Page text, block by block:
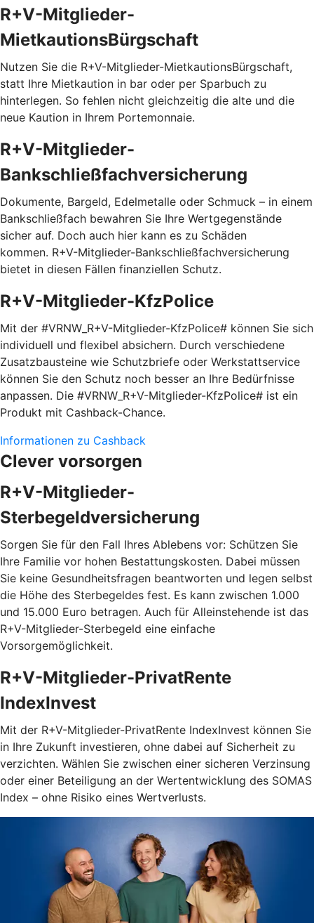
R+V-Mitglieder-
MietkautionsBürgschaft
Nutzen Sie die R+V-Mitglieder-MietkautionsBürgschaft,
statt Ihre Mietkaution in bar oder per Sparbuch zu
hinterlegen. So fehlen nicht gleichzeitig die alte und die
neue Kaution in Ihrem Portemonnaie.
R+V-Mitglieder-
Bankschließfachversicherung
Dokumente, Bargeld, Edelmetalle oder Schmuck – in einem
Bankschließfach bewahren Sie Ihre Wertgegenstände
sicher auf. Doch auch hier kann es zu Schäden
kommen. R+V-Mitglieder-Bankschließfachversicherung
bietet in diesen Fällen finanziellen Schutz.
R+V-Mitglieder-KfzPolice
Mit der #VRNW_R+V-Mitglieder-KfzPolice# können Sie sich
individuell und flexibel absichern. Durch verschiedene
Zusatzbausteine wie Schutzbriefe oder Werkstattservice
können Sie den Schutz noch besser an Ihre Bedürfnisse
anpassen. Die #VRNW_R+V-Mitglieder-KfzPolice# ist ein
Produkt mit Cashback-Chance.
Informationen zu Cashback
Clever vorsorgen
R+V-Mitglieder-
Sterbegeldversicherung
Sorgen Sie für den Fall Ihres Ablebens vor: Schützen Sie
Ihre Familie vor hohen Bestattungskosten. Dabei müssen
Sie keine Gesundheitsfragen beantworten und legen selbst
die Höhe des Sterbegeldes fest. Es kann zwischen 1.000
und 15.000 Euro betragen. Auch für Alleinstehende ist das
R+V-Mitglieder-Sterbegeld eine einfache
Vorsorgemöglichkeit.
R+V-Mitglieder-PrivatRente
IndexInvest
Mit der R+V-Mitglieder-PrivatRente IndexInvest können Sie
in Ihre Zukunft investieren, ohne dabei auf Sicherheit zu
verzichten. Wählen Sie zwischen einer sicheren Verzinsung
oder einer Beteiligung an der Wertentwicklung des SOMAS
Index – ohne Risiko eines Wertverlusts.